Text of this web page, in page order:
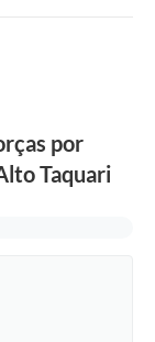
por
Taquari